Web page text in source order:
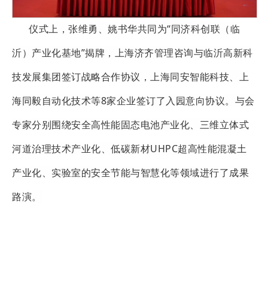
仪式上，张维勇、姚书华共同为“同济科创联（临
沂）产业化基地”揭牌，上海济齐管理咨询与临沂高新科
技发展集团签订战略合作协议，上海同安智能科技、上
海同毅自动化技术等8家企业签订了入园意向协议。与会
专家分别围绕安全高性能固态电池产业化、三维立体式
河道治理技术产业化、低碳新材UHPC超高性能混凝土
产业化、实验室的安全节能与智慧化等领域进行了成果
路演。